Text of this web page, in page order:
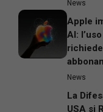
News
Apple
AI:
News
La
USA si